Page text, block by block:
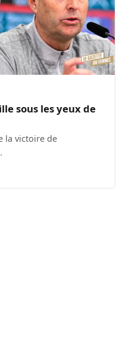
sous les yeux de
la victoire de